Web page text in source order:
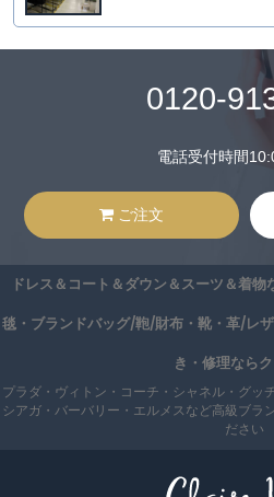
0120-
電話受付時間
ご注文
ドレス＆コート＆ダウン＆スーツ＆着
毯・ブランドバッグ/鞄/財布・靴・革/レ
き・修理なら
プラダ・ヴィトン・コーチ・シャネル・グッ
シアガ・バーバリー・エルメスなど高級ブラ
ださい